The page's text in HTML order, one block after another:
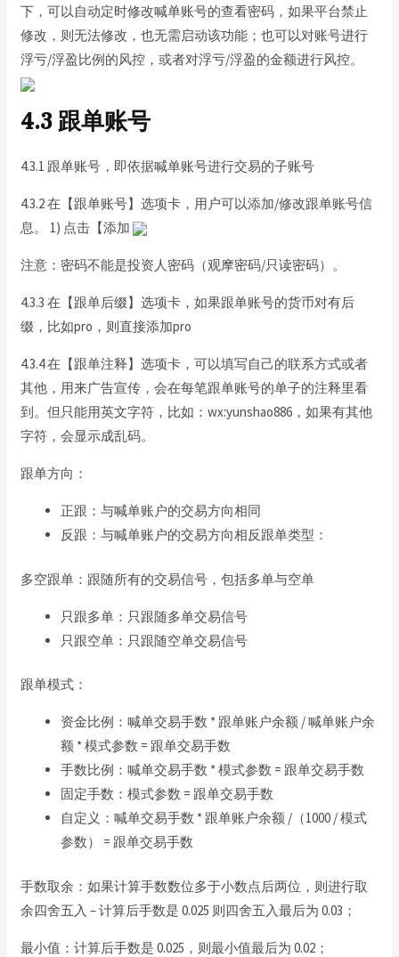
下，可以自动定时修改喊单账号的查看密码，如果平台禁止
修改，则无法修改，也无需启动该功能；也可以对账号进行
浮亏/浮盈比例的风控，或者对浮亏/浮盈的金额进行风控。
4.3 跟单账号
4.3.1 跟单账号，即依据喊单账号进行交易的子账号
4.3.2 在【跟单账号】选项卡，用户可以添加/修改跟单账号信
息。 1) 点击【添加
注意：密码不能是投资人密码（观摩密码/只读密码）。
4.3.3 在【跟单后缀】选项卡，如果跟单账号的货币对有后
缀，比如pro，则直接添加pro
4.3.4 在【跟单注释】选项卡，可以填写自己的联系方式或者
其他，用来广告宣传，会在每笔跟单账号的单子的注释里看
到。但只能用英文字符，比如：wx:yunshao886，如果有其他
字符，会显示成乱码。
跟单方向：
正跟：与喊单账户的交易方向相同
反跟：与喊单账户的交易方向相反跟单类型：
多空跟单：跟随所有的交易信号，包括多单与空单
只跟多单：只跟随多单交易信号
只跟空单：只跟随空单交易信号
跟单模式：
资金比例：喊单交易手数 * 跟单账户余额 / 喊单账户余
额 * 模式参数 = 跟单交易手数
手数比例：喊单交易手数 * 模式参数 = 跟单交易手数
固定手数：模式参数 = 跟单交易手数
自定义：喊单交易手数 * 跟单账户余额 /（1000 / 模式
参数） = 跟单交易手数
手数取余：如果计算手数数位多于小数点后两位，则进行取
余四舍五入 – 计算后手数是 0.025 则四舍五入最后为 0.03；
最小值：计算后手数是 0.025，则最小值最后为 0.02；